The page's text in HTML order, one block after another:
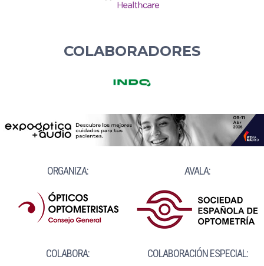
COLABORADORES
ORGANIZA: AVALA:
COLABORA: COLABORACIÓN ESPECIAL: